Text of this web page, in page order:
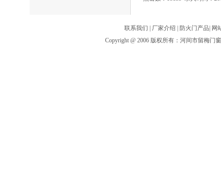
联系我们 厂家介绍 防火门产品 网
Copyright @ 2006 版权所有：河间市留梅门